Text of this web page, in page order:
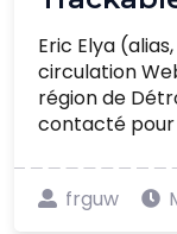
Eric Elya
circulation
région de
contacté pour
frguw